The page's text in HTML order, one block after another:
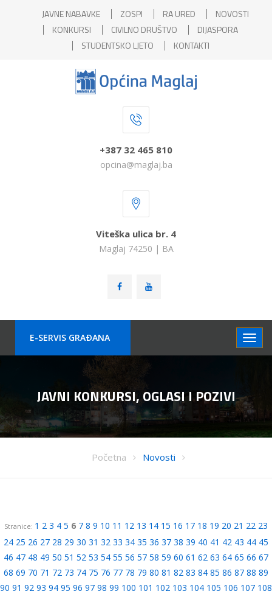
JAVNE NABAVKE ZOSPI RA URED
NOVOSTI
KONKURSI
CIVILNO DRUŠTVO
DIJASPORA
STUDENTSKO LJETO
KONTAKTI
+387 32 465 810
opcina@maglaj.ba
Viteška ulica br. 4
Maglaj 74250 | BA
E-SERVIS GRAÐANA
JAVNI KONKURSI, OGLASI I POZIVI
Početna Novosti
Stranice: 1 2 3 4 5 6 7 8 9 10 11 12 13 14 15 16 17 18 19 20 21 22 23
24 25 26 27 28 29 30 31 32 33 34 35 36 37 38 39 40 41 42 43 44 45
46 47 48 49 50 51 52 53 54 55 56 57 58 59 60 61 62 63 64 65 66 67
68 69 70 71 72 73 74 75 76 77 78 79 80 81 82 83 84 85 86 87 88 89
90 91 92 93 94 95 96 97 98 99 100 101 102 103 104 105 106 107 108